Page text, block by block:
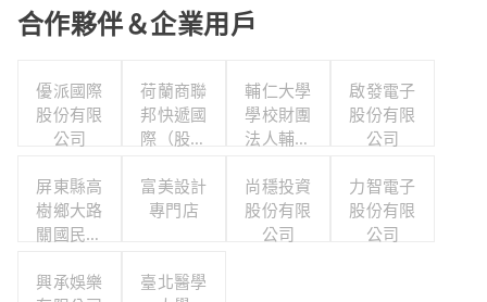
合作夥伴＆企業用戶
優派國際
股份有限
公司
荷蘭商聯
邦快遞國
際（股）
分公司職
工福利委
輔仁大學
學校財團
法人輔仁
啟發電子
股份有限
公司
屏東縣高
樹鄉大路
關國民小
富美設計
專門店
尚穩投資
股份有限
公司
力智電子
股份有限
公司
興承娛樂
臺北醫學